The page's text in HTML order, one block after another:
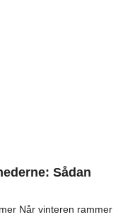
Sådan
Når vinteren rammer